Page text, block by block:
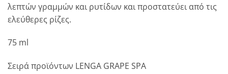
λεπτών γραμμών και ρυτίδων και προστατεύει από τις
ελεύθερες ρίζες.
75 ml
Σειρά προϊόντων LENGA GRAPE SPA